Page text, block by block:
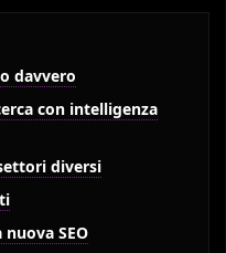
davvero
con intelligenza
diversi
SEO